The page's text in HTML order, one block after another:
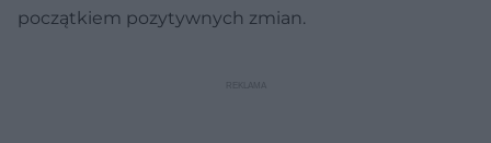
początkiem pozytywnych zmian.